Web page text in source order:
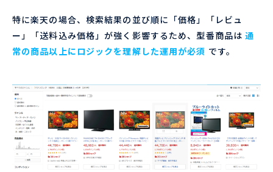
特に楽天の場合、検索結果の並び順に「価格」「レビュ
ー」「送料込み価格」が強く影響するため、型番商品は通
常の商品以上にロジックを理解した運用が必須 です。